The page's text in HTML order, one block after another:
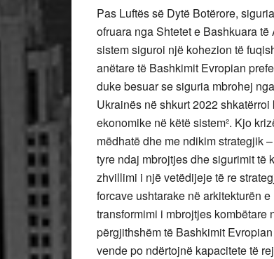
Pas Luftës së Dytë Botërore,
ofruara nga Shtetet e Bashkuara
sistem siguroi një kohezion të
anëtare të Bashkimit Evropian
duke besuar se siguria mbrohej
Ukrainës në shkurt 2022
ekonomike në këtë sistem². Kjo
mëdhatë dhe me ndikim strategjik
tyre ndaj mbrojtjes dhe sigurimit të
zhvillimi i një vetëdijeje të re
forcave ushtarake në arkitekturën
transformimi i mbrojtjes
përgjithshëm të Bashkimit
vende po ndërtojnë kapacitete të